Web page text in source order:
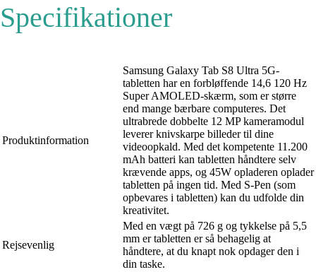
Specifikationer
Produktinformation
Samsung Galaxy Tab S8 Ultra 5G-
tabletten har en forbløffende 14,6 120 Hz
Super AMOLED-skærm, som er større
end mange bærbare computeres. Det
ultrabrede dobbelte 12 MP kameramodul
leverer knivskarpe billeder til dine
videoopkald. Med det kompetente 11.200
mAh batteri kan tabletten håndtere selv
krævende apps, og 45W opladeren oplader
tabletten på ingen tid. Med S-Pen (som
opbevares i tabletten) kan du udfolde din
kreativitet.
Rejsevenlig
Med en vægt på 726 g og tykkelse på 5,5
mm er tabletten er så behagelig at
håndtere, at du knapt nok opdager den i
din taske.